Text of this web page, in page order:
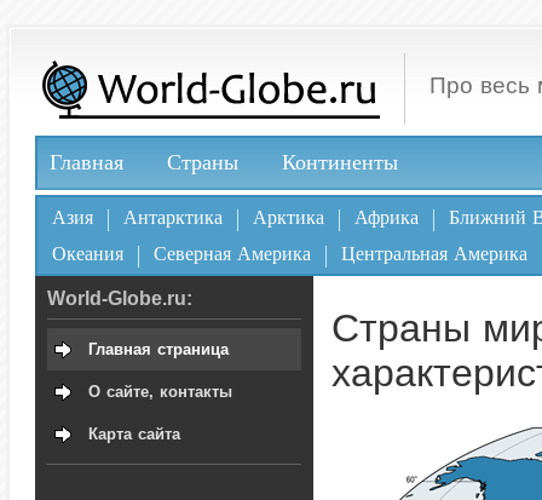
Про весь
Главная Страны Континенты
Азия Антарктика Арктика Африка
Ближний
Океания
Северная Америка Центральная Америка
Страны
World-Globe.ru:
Главная страница
О сайте, контакты
Карта сайта